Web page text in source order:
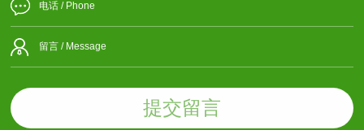
提交留言